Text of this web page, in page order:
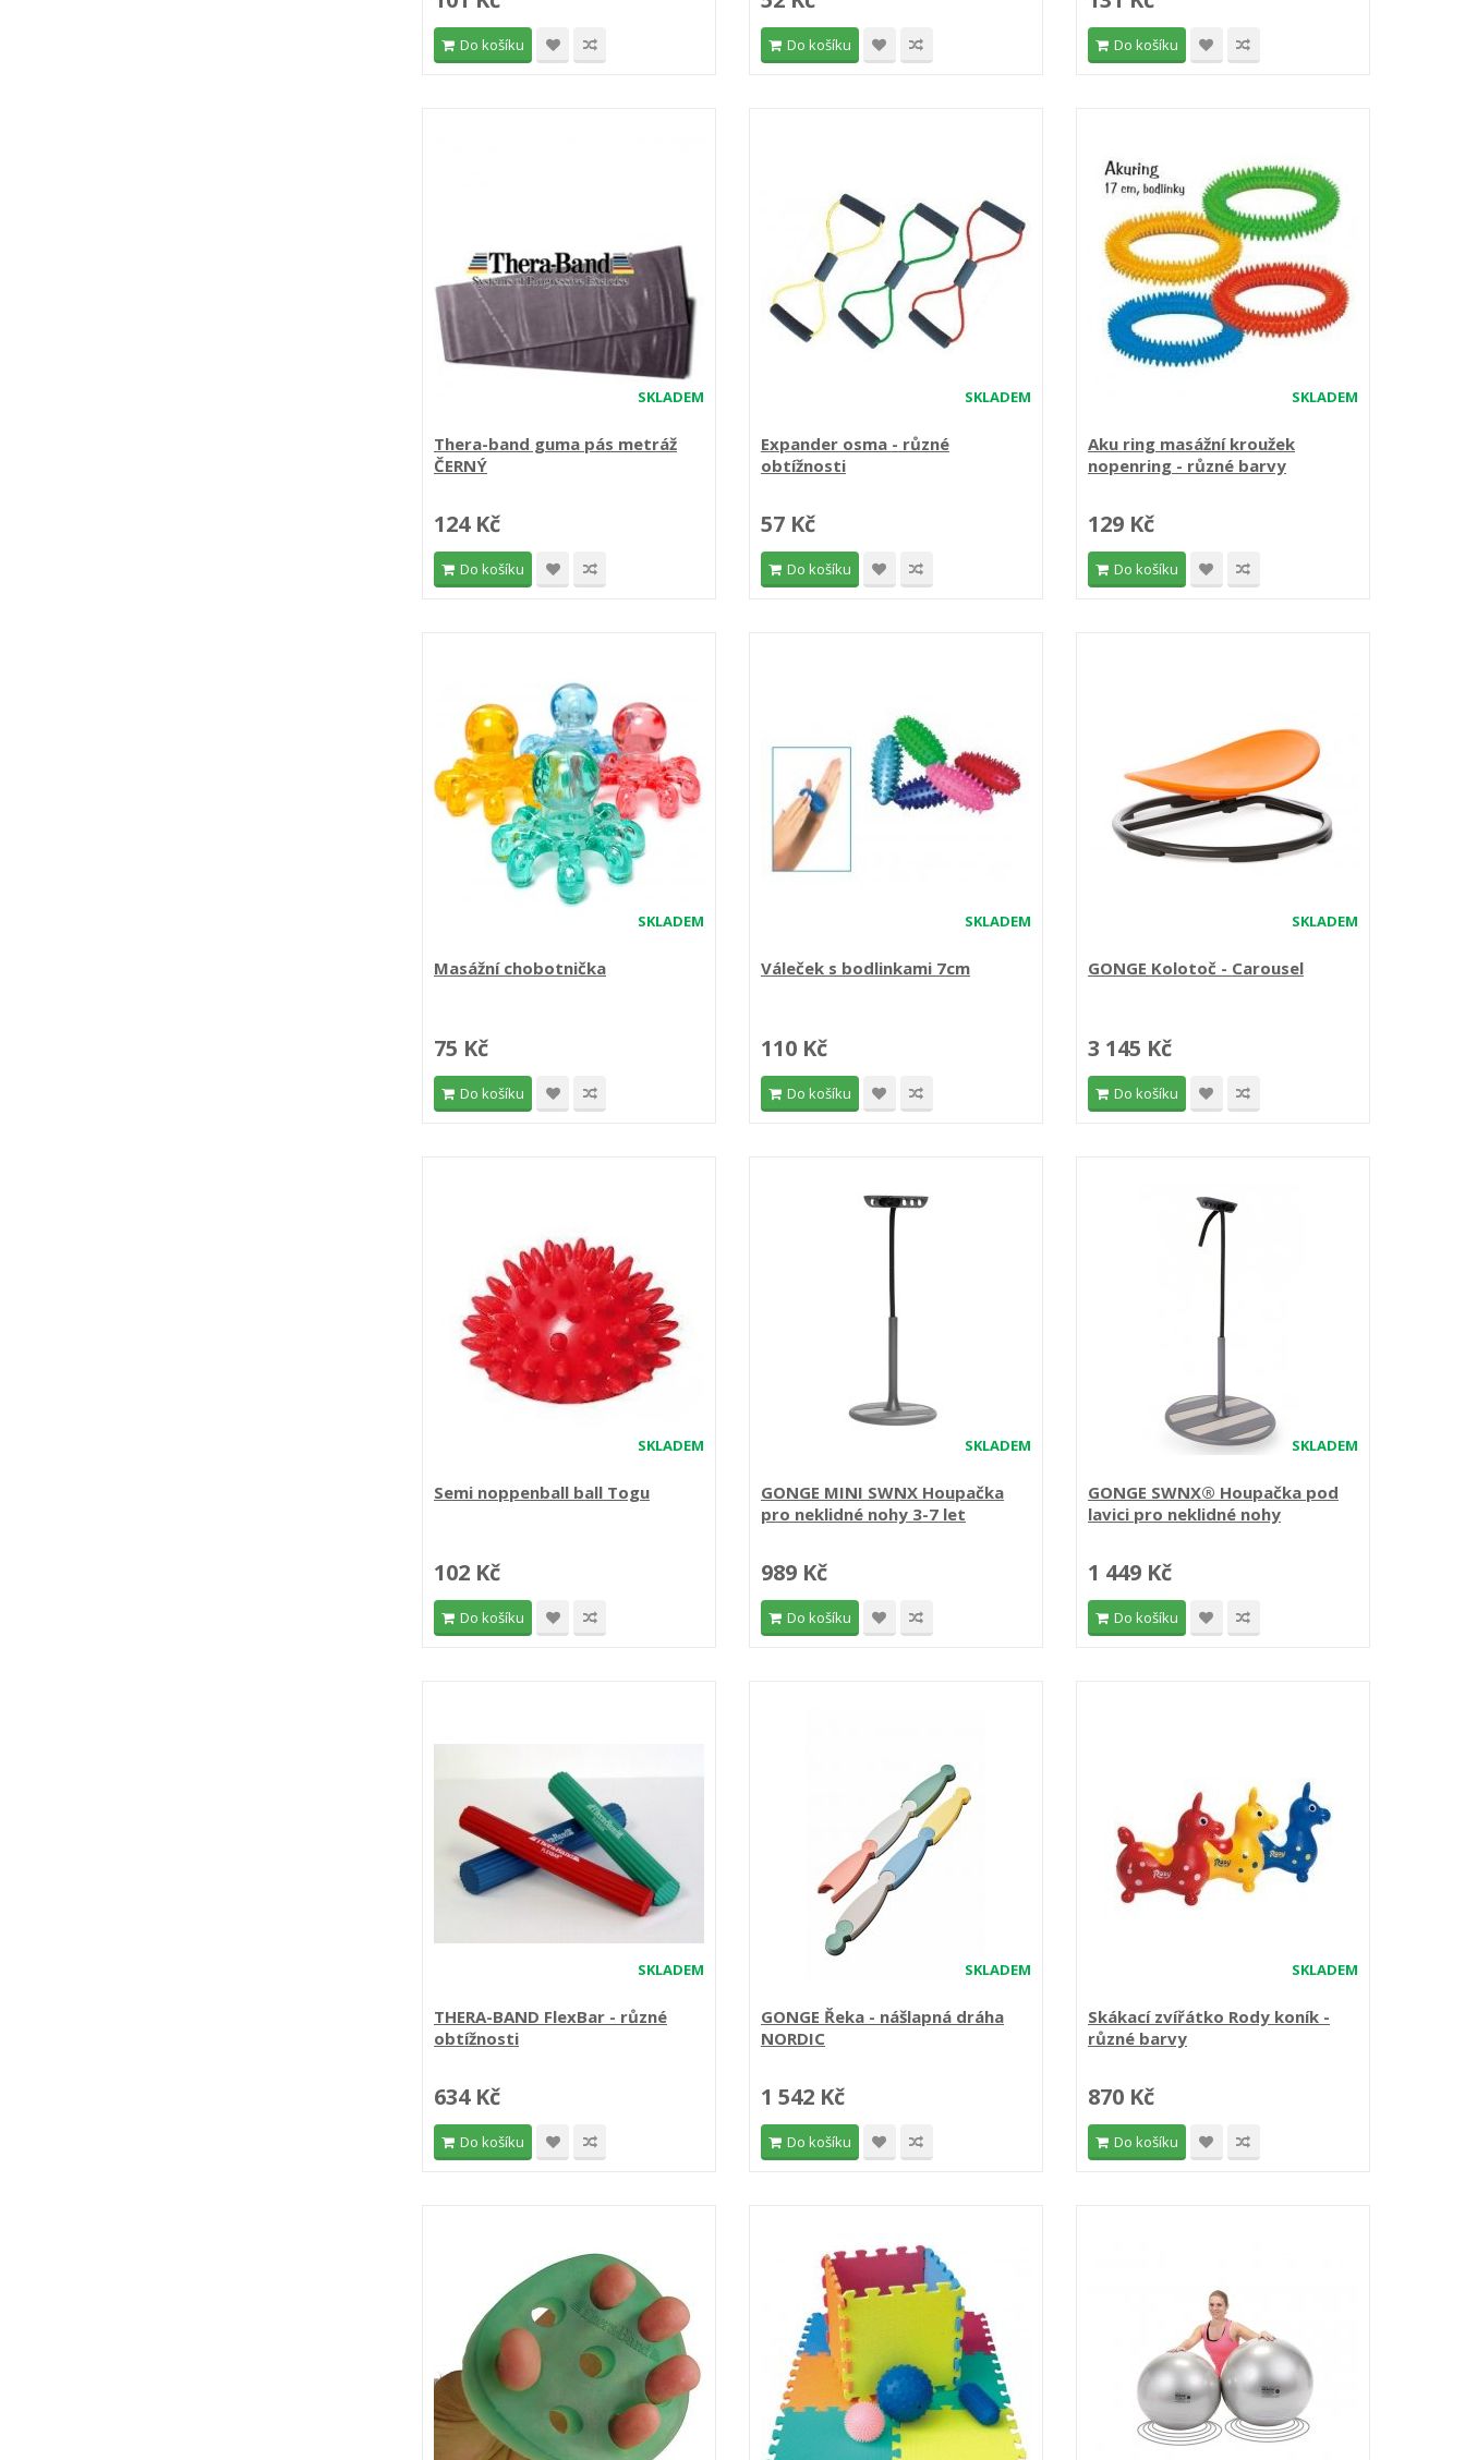
Do košíku Do košíku Do košíku
SKLADEM
Thera-band guma pás metráž
ČERNÝ
124 Kč
Do košíku
SKLADEM
Expander osma - různé
obtížnosti
57 Kč
Do košíku
SKLADEM
Aku ring masážní kroužek
nopenring - různé barvy
129 Kč
Do košíku
SKLADEM
Masážní chobotnička
75 Kč
Do košíku
SKLADEM
Váleček s bodlinkami 7cm
110 Kč
Do košíku
SKLADEM
GONGE Kolotoč - Carousel
3 145 Kč
Do košíku
SKLADEM
Semi noppenball ball Togu
102 Kč
Do košíku
SKLADEM
GONGE MINI SWNX Houpačka
pro neklidné nohy 3-7 let
989 Kč
Do košíku
SKLADEM
GONGE SWNX® Houpačka pod
lavici pro neklidné nohy
1 449 Kč
Do košíku
SKLADEM
THERA-BAND FlexBar - různé
obtížnosti
634 Kč
Do košíku
SKLADEM
GONGE Řeka - nášlapná dráha
NORDIC
1 542 Kč
Do košíku
SKLADEM
Skákací zvířátko Rody koník -
různé barvy
870 Kč
Do košíku